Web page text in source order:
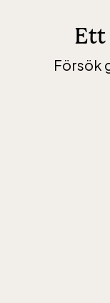
Försök